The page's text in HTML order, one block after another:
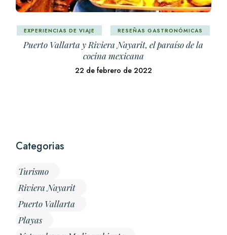
EXPERIENCIAS DE VIAJE RESEÑAS GASTRONÓMICAS
Puerto Vallarta y Riviera Nayarit, el paraíso de la
cocina mexicana
22 de febrero de 2022
Categorias
Turismo
Riviera Nayarit
Puerto Vallarta
Playas